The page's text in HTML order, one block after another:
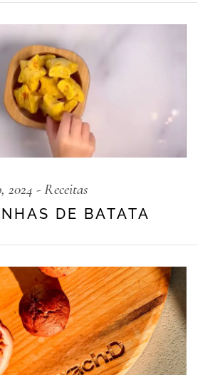
2024 Receitas
DE BATATA